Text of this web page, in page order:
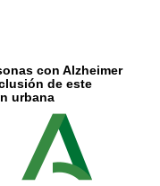
con Alzheimer
de este
urbana